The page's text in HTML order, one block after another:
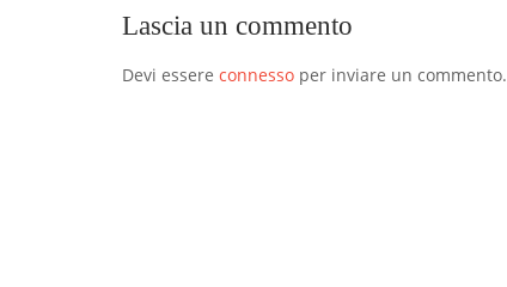
Lascia un commento
Devi essere connesso per inviare un commento.